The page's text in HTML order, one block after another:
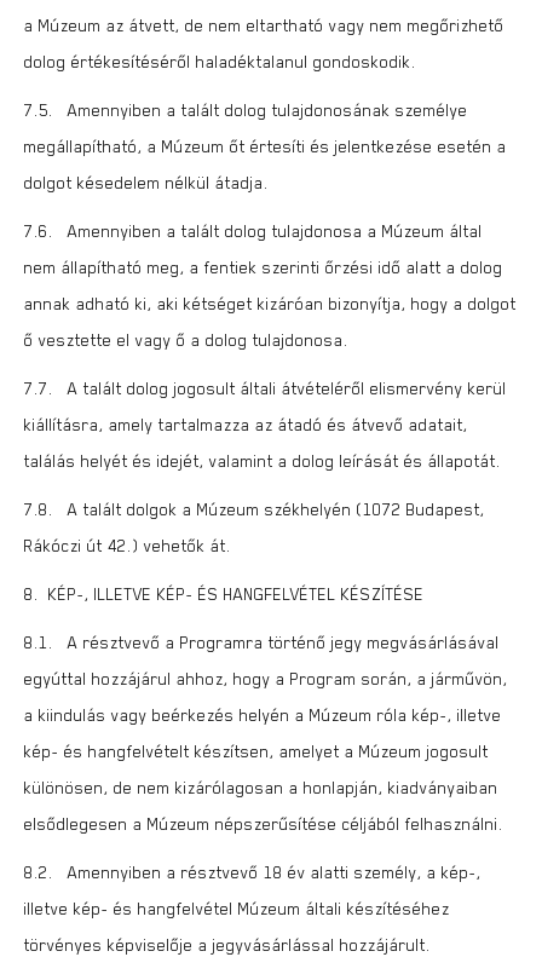
a Múzeum az átvett, de nem eltartható vagy nem megőrizhető
dolog értékesítéséről haladéktalanul gondoskodik.
7.5. Amennyiben a talált dolog tulajdonosának személye
megállapítható, a Múzeum őt értesíti és jelentkezése esetén a
dolgot késedelem nélkül átadja.
7.6. Amennyiben a talált dolog tulajdonosa a Múzeum által
nem állapítható meg, a fentiek szerinti őrzési idő alatt a dolog
annak adható ki, aki kétséget kizáróan bizonyítja, hogy a dolgot
ő vesztette el vagy ő a dolog tulajdonosa.
7.7. A talált dolog jogosult általi átvételéről elismervény kerül
kiállításra, amely tartalmazza az átadó és átvevő adatait,
találás helyét és idejét, valamint a dolog leírását és állapotát.
7.8. A talált dolgok a Múzeum székhelyén (1072 Budapest,
Rákóczi út 42.) vehetők át.
8. KÉP-, ILLETVE KÉP- ÉS HANGFELVÉTEL KÉSZÍTÉSE
8.1. A résztvevő a Programra történő jegy megvásárlásával
egyúttal hozzájárul ahhoz, hogy a Program során, a járművön,
a kiindulás vagy beérkezés helyén a Múzeum róla kép-, illetve
kép- és hangfelvételt készítsen, amelyet a Múzeum jogosult
különösen, de nem kizárólagosan a honlapján, kiadványaiban
elsődlegesen a Múzeum népszerűsítése céljából felhasználni.
8.2. Amennyiben a résztvevő 18 év alatti személy, a kép-,
illetve kép- és hangfelvétel Múzeum általi készítéséhez
törvényes képviselője a jegyvásárlással hozzájárult.